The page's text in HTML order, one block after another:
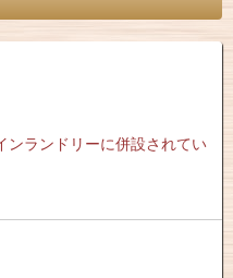
ンランドリーに併設されてい